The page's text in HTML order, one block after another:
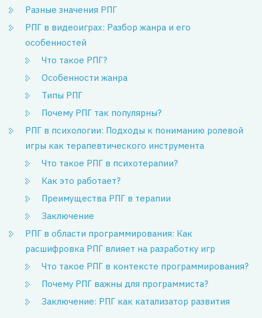
Разные значения РПГ
РПГ в видеоиграх: Разбор жанра и его
особенностей
Что такое РПГ?
Особенности жанра
Типы РПГ
Почему РПГ так популярны?
РПГ в психологии: Подходы к пониманию ролевой
игры как терапевтического инструмента
Что такое РПГ в психотерапии?
Как это работает?
Преимущества РПГ в терапии
Заключение
РПГ в области программирования: Как
расшифровка РПГ влияет на разработку игр
Что такое РПГ в контексте программирования?
Почему РПГ важны для программиста?
Заключение: РПГ как катализатор развития